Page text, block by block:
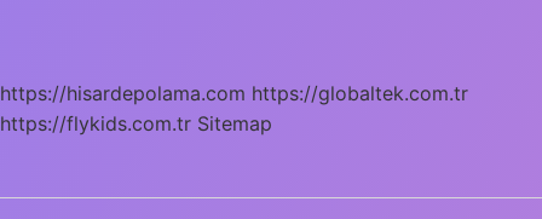
https://hisardepolama.com https://globaltek.com.tr
https://flykids.com.tr Sitemap